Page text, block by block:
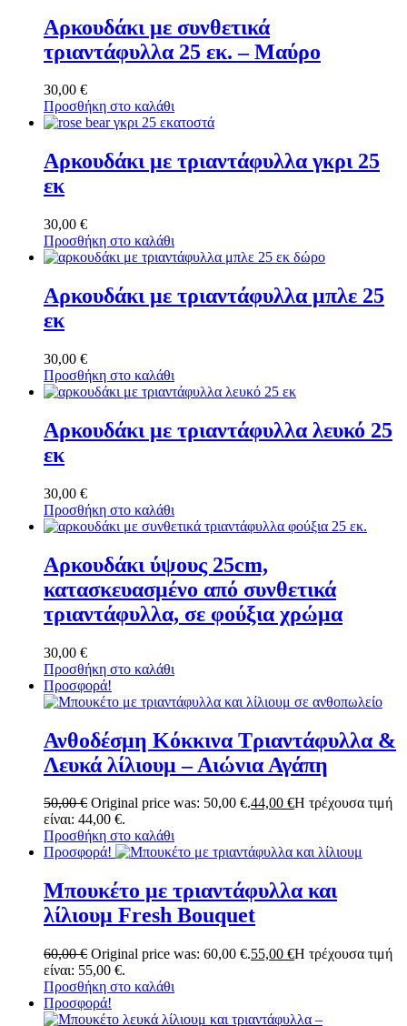
Αρκουδάκι με συνθετικά
τριαντάφυλλα 25 εκ. – Μαύρο
30,00 €
Προσθήκη στο καλάθι
Αρκουδάκι με τριαντάφυλλα γκρι 25
εκ
30,00 €
Προσθήκη στο καλάθι
Αρκουδάκι με τριαντάφυλλα μπλε 25
εκ
30,00 €
Προσθήκη στο καλάθι
Αρκουδάκι με τριαντάφυλλα λευκό 25
εκ
30,00 €
Προσθήκη στο καλάθι
Αρκουδάκι ύψους 25cm,
κατασκευασμένο από συνθετικά
τριαντάφυλλα, σε φούξια χρώμα
30,00 €
Προσθήκη στο καλάθι
Προσφορά!
Ανθοδέσμη Κόκκινα Τριαντάφυλλα &
Λευκά λίλιουμ – Αιώνια Αγάπη
50,00€ Original price was: 50,00 €.44,00 €Η τρέχουσα τιμή
είναι: 44,00 €.
Προσθήκη στο καλάθι
Προσφορά!
Μπουκέτο με τριαντάφυλλα και
λίλιουμ Fresh Bouquet
60,00€ Original price was: 60,00 €.55,00 €Η τρέχουσα τιμή
είναι: 55,00 €.
Προσθήκη στο καλάθι
Προσφορά!